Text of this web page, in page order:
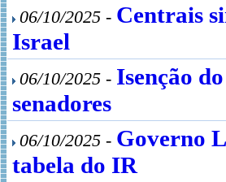
06/10/2025 - Centrais
Israel
06/10/2025 - Isenção
senadores
06/10/2025 - Governo
tabela do IR